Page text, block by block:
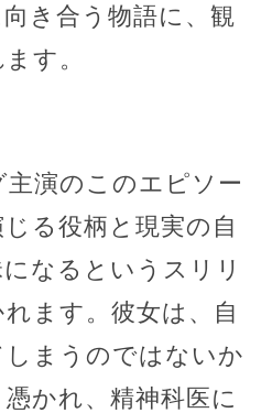
き合う物語に、観
す。
演のこのエピソー
る役柄と現実の自
なるというスリリ
ます。彼女は、自
まうのではないか
かれ、精神科医に